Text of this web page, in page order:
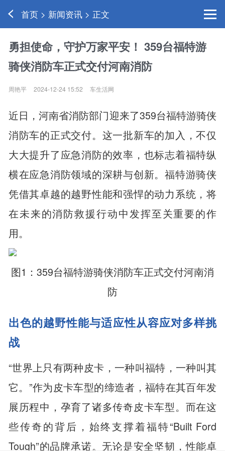
首页 > 新闻资讯 > 正文
勇担使命，守护万家平安！ 359台福特游
骑侠消防车正式交付河南消防
周艳平 2024-12-24 15:52 车生活网
近日，河南省消防部门迎来了359台福特游骑侠
消防车的正式交付。这一批新车的加入，不仅
大大提升了应急消防的效率，也标志着福特纵
横在应急消防领域的深耕与创新。福特游骑侠
凭借其卓越的越野性能和强悍的动力系统，将
在未来的消防救援行动中发挥至关重要的作
用。
图1：359台福特游骑侠消防车正式交付河南消
防
出色的越野性能与适应性从容应对多样挑
战
“世界上只有两种皮卡，一种叫福特，一种叫其
它。”作为皮卡车型的缔造者，福特在其百年发
展历程中，孕育了诸多传奇皮卡车型。而在这
些传奇的背后，始终支撑着福特“Built Ford
Tough”的品牌承诺。无论是安全坚韧，性能卓